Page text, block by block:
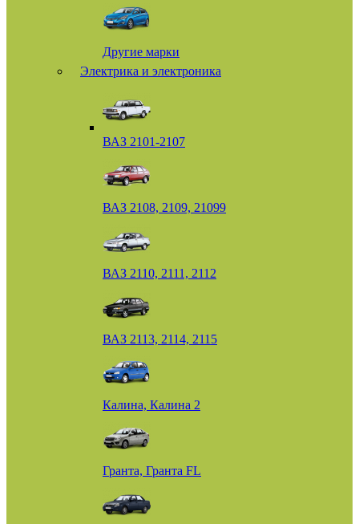
Другие марки
Электрика и электроника
ВАЗ 2101-2107
ВАЗ 2108, 2109, 21099
ВАЗ 2110, 2111, 2112
ВАЗ 2113, 2114, 2115
Калина, Калина 2
Гранта, Гранта FL